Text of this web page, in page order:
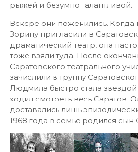
рыжей и безумно талантливой.
Вскоре они поженились. Когда
Зорину пригласили в
драматический театр, она
тоже взяли туда. После
Саратовского театрального
зачислили в труппу
Людмила быстро стала звездой
ходил смотреть весь Саратов.
доставались лишь
1968 года в семье родился сын